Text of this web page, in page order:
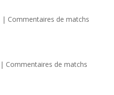
| Commentaires de matchs
| Commentaires de matchs